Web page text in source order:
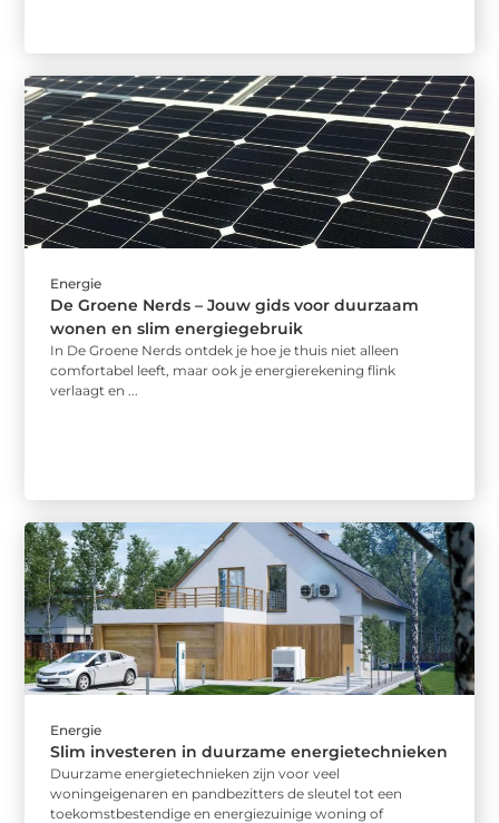
Energie
De Groene Nerds – Jouw gids voor duurzaam
wonen en slim energiegebruik
In De Groene Nerds ontdek je hoe je thuis niet alleen
comfortabel leeft, maar ook je energierekening flink
verlaagt en ...
Energie
Slim investeren in duurzame energietechnieken
Duurzame energietechnieken zijn voor veel
woningeigenaren en pandbezitters de sleutel tot een
toekomstbestendige en energiezuinige woning of